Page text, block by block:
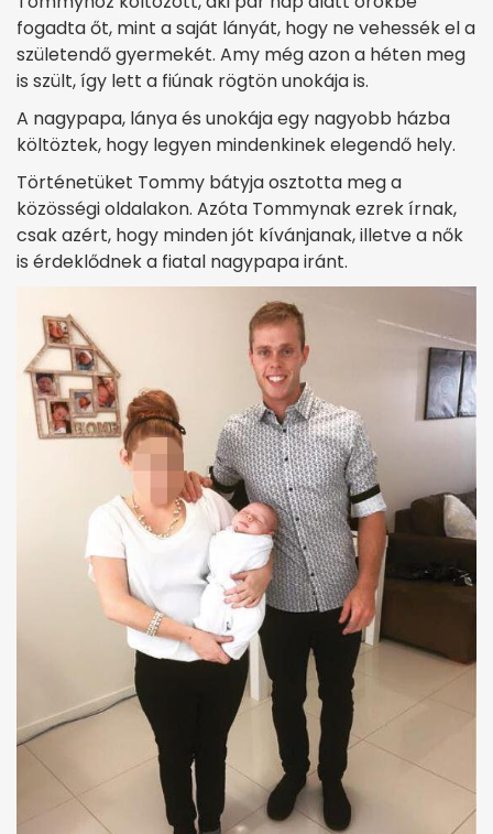
fogadta őt, mint a saját lányát, hogy ne vehessék el a
születendő gyermekét. Amy még azon a héten meg
is szült, így lett a fiúnak rögtön unokája is.
A nagypapa, lánya és unokája egy nagyobb házba
költöztek, hogy legyen mindenkinek elegendő hely.
Történetüket Tommy bátyja osztotta meg a
közösségi oldalakon. Azóta Tommynak ezrek írnak,
csak azért, hogy minden jót kívánjanak, illetve a nők
is érdeklődnek a fiatal nagypapa iránt.